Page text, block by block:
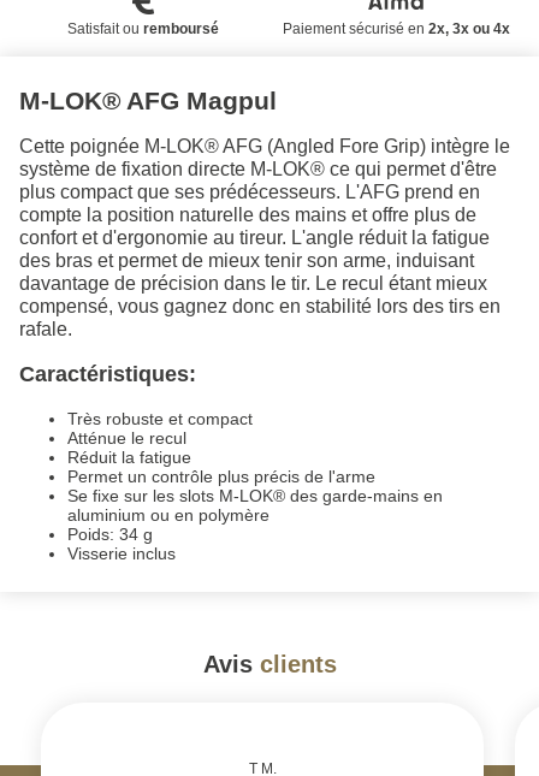
Satisfait ou remboursé Paiement sécurisé en 2x, 3x ou 4x
M-LOK® AFG Magpul
Cette poignée M-LOK® AFG (Angled Fore Grip) intègre le
système de fixation directe M-LOK® ce qui permet d'être
plus compact que ses prédécesseurs. L'AFG prend en
compte la position naturelle des mains et offre plus de
confort et d'ergonomie au tireur. L'angle réduit la fatigue
des bras et permet de mieux tenir son arme, induisant
davantage de précision dans le tir. Le recul étant mieux
compensé, vous gagnez donc en stabilité lors des tirs en
rafale.
Caractéristiques:
Très robuste et compact
Atténue le recul
Réduit la fatigue
Permet un contrôle plus précis de l'arme
Se fixe sur les slots M-LOK® des garde-mains en
aluminium ou en polymère
Poids: 34 g
Visserie inclus
Avis clients
T M.